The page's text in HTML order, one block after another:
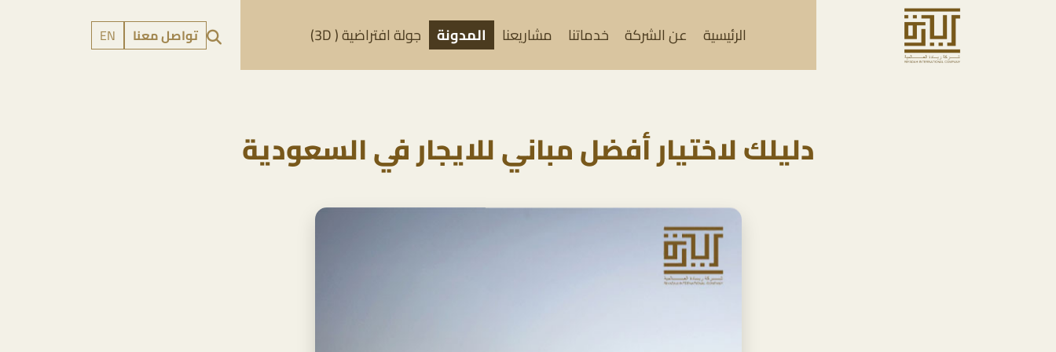
الرئيسية عن الشركة خدماتنا مشاريعنا المدونة جولة افتراضية ( 3D) تواصل معنا EN
دليلك لاختيار أفضل مباني للايجار في السعودية